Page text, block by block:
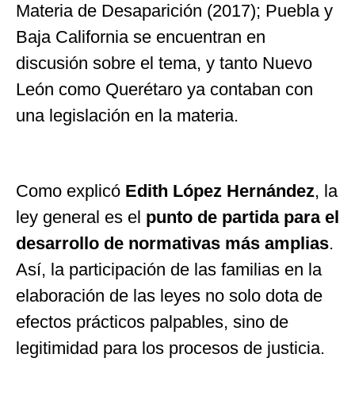
Materia de Desaparición (2017); Puebla y
Baja California se encuentran en
discusión sobre el tema, y tanto Nuevo
León como Querétaro ya contaban con
una legislación en la materia.
Como explicó Edith López Hernández, la
ley general es el punto de partida para el
desarrollo de normativas más amplias.
Así, la participación de las familias en la
elaboración de las leyes no solo dota de
efectos prácticos palpables, sino de
legitimidad para los procesos de justicia.